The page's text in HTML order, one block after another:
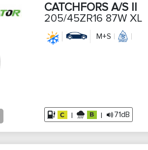
CATCHFORS A/S II
205/45ZR16 87W XL
M+S
| | 71dB